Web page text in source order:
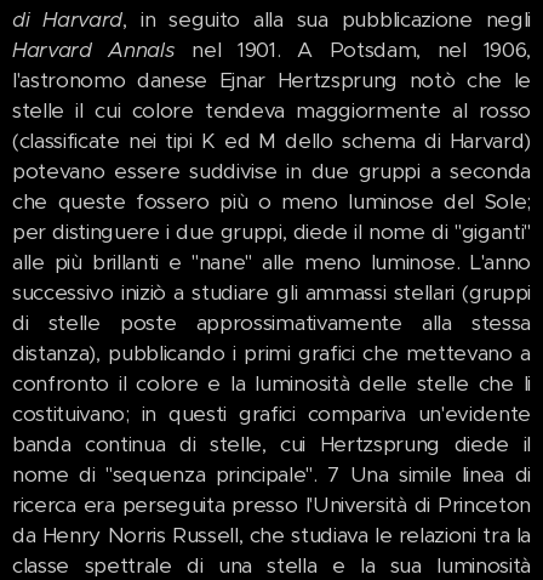
di Harvard, in seguito alla sua pubblicazione negli
Harvard Annals nel 1901. A Potsdam, nel 1906,
l'astronomo danese Ejnar Hertzsprung notò che le
stelle il cui colore tendeva maggiormente al rosso
(classificate nei tipi K ed M dello schema di Harvard)
potevano essere suddivise in due gruppi a seconda
che queste fossero più o meno luminose del Sole;
per distinguere i due gruppi, diede il nome di "giganti"
alle più brillanti e "nane" alle meno luminose. L'anno
successivo iniziò a studiare gli ammassi stellari (gruppi
di stelle poste approssimativamente alla stessa
distanza), pubblicando i primi grafici che mettevano a
confronto il colore e la luminosità delle stelle che li
costituivano; in questi grafici compariva un'evidente
banda continua di stelle, cui Hertzsprung diede il
nome di "sequenza principale". 7 Una simile linea di
ricerca era perseguita presso l'Università di Princeton
da Henry Norris Russell, che studiava le relazioni tra la
classe spettrale di una stella e la sua luminosità